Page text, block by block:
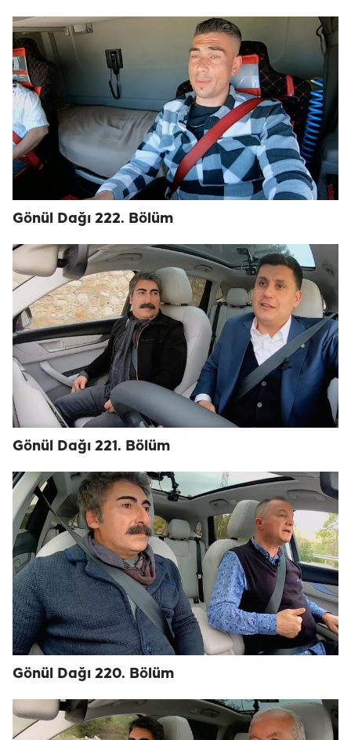
Gönül Dağı 222. Bölüm
Gönül Dağı 221. Bölüm
Gönül Dağı 220. Bölüm